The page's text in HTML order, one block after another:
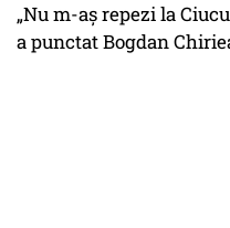
„Nu m-aș repezi la
a punctat Bogdan